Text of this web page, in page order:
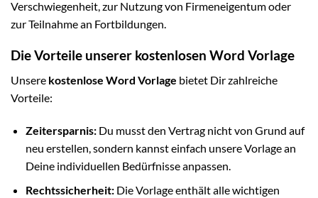
Verschwiegenheit, zur Nutzung von Firmeneigentum oder
zur Teilnahme an Fortbildungen.
Die Vorteile unserer kostenlosen Word Vorlage
Unsere kostenlose Word Vorlage bietet Dir zahlreiche
Vorteile:
Zeitersparnis:Du musst den Vertrag nicht von Grund auf
neu erstellen, sondern kannst einfach unsere Vorlage an
Deine individuellen Bedürfnisse anpassen.
Rechtssicherheit:Die Vorlage enthält alle wichtigen